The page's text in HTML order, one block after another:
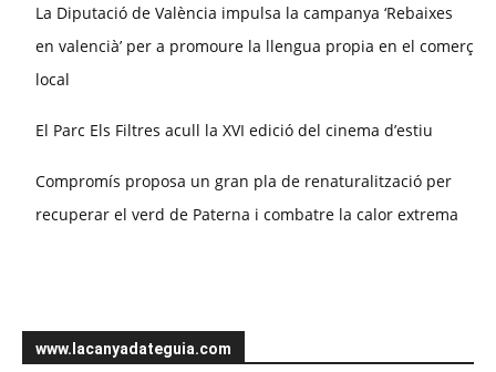
La Diputació de València impulsa la campanya ‘Rebaixes
en valencià’ per a promoure la llengua propia en el comerç
local
El Parc Els Filtres acull la XVI edició del cinema d’estiu
Compromís proposa un gran pla de renaturalització per
recuperar el verd de Paterna i combatre la calor extrema
www.lacanyadateguia.com